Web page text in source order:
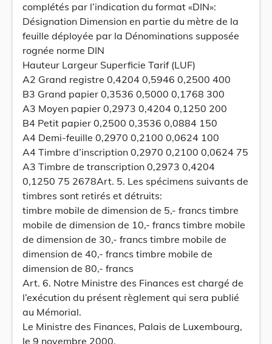
complétés par l’indication du format «DIN»:
Désignation Dimension en partie du mètre de la
feuille déployée par la Dénominations supposée
rognée norme DIN
Hauteur Largeur Superficie Tarif (LUF)
A2 Grand registre 0,4204 0,5946 0,2500 400
B3 Grand papier 0,3536 0,5000 0,1768 300
A3 Moyen papier 0,2973 0,4204 0,1250 200
B4 Petit papier 0,2500 0,3536 0,0884 150
A4 Demi-feuille 0,2970 0,2100 0,0624 100
A4 Timbre d’inscription 0,2970 0,2100 0,0624 75
A3 Timbre de transcription 0,2973 0,4204
0,1250 75 2678Art. 5. Les spécimens suivants de
timbres sont retirés et détruits:
timbre mobile de dimension de 5,- francs timbre
mobile de dimension de 10,- francs timbre mobile
de dimension de 30,- francs timbre mobile de
dimension de 40,- francs timbre mobile de
dimension de 80,- francs
Art. 6. Notre Ministre des Finances est chargé de
l’exécution du présent règlement qui sera publié
au Mémorial.
Le Ministre des Finances, Palais de Luxembourg,
le 9 novembre 2000.